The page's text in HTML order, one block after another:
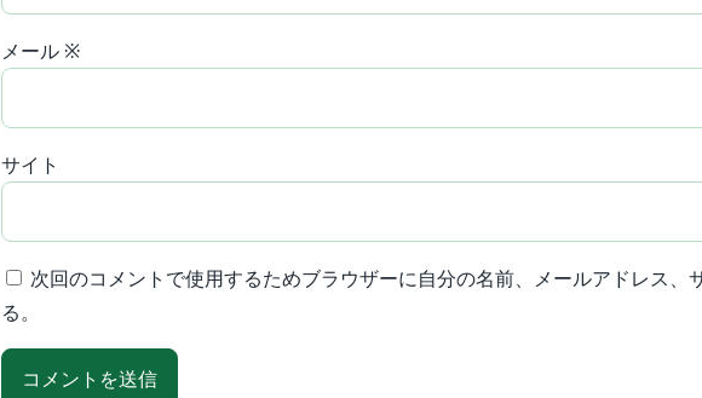
メール ※
サイト
次回のコメントで使用するためブラウザーに自分の名前、メールアドレス、
る。